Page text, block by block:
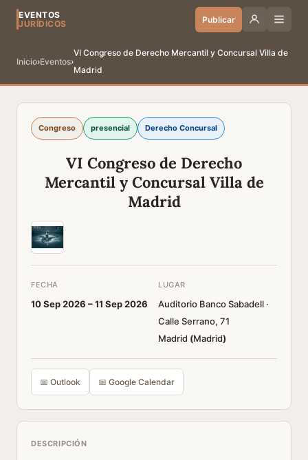
EVENTOS
JURÍDICOS
Publicar
Inicio›Eventos›
VI Congreso de Derecho Mercantil y Concursal Villa de
Madrid
Congreso presencial Derecho Concursal
VI Congreso de Derecho
Mercantil y Concursal Villa de
Madrid
FECHA
10 Sep 2026 –11 Sep 2026
LUGAR
Auditorio Banco Sabadell ·
Calle Serrano, 71
Madrid (Madrid)
📅 Outlook 📅 Google Calendar
DESCRIPCIÓN